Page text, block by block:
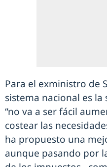
Para el exministro de
sistema nacional es la
“no va a ser fácil
costear las
ha propuesto una
aunque pasando por